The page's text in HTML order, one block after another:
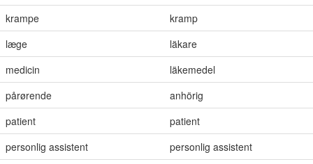
krampe
kramp
læge
läkare
medicin
läkemedel
pårørende
anhörig
patient
patient
personlig assistent
personlig assistent